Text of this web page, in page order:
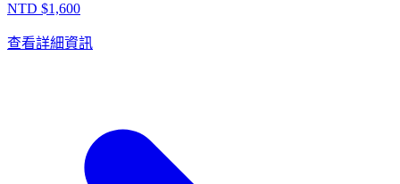
NTD $1,600
查看詳細資訊